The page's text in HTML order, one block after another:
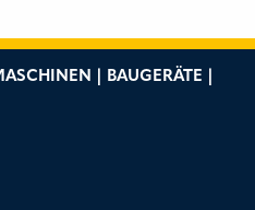
| BAUGERÄTE |